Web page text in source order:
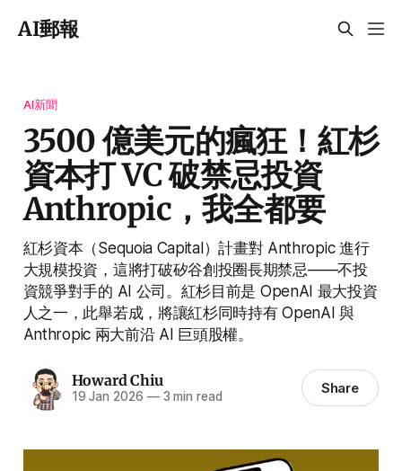
AI郵報
AI新聞
3500 億美元的瘋狂！紅杉
資本打 VC 破禁忌投資
Anthropic，我全都要
紅杉資本（Sequoia Capital）計畫對 Anthropic 進行
大規模投資，這將打破矽谷創投圈長期禁忌——不投
資競爭對手的 AI 公司。紅杉目前是 OpenAI 最大投資
人之一，此舉若成，將讓紅杉同時持有 OpenAI 與
Anthropic 兩大前沿 AI 巨頭股權。
Howard Chiu
19 Jan 2026 —3 min read Share